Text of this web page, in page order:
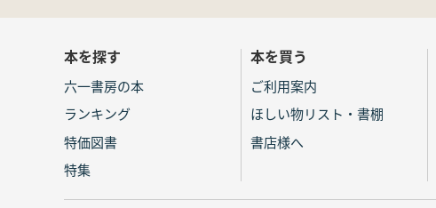
本を探す
六一書房の本
ランキング
特価図書
特集
本を買う
ご利用案内
ほしい物リスト・書棚
書店様へ